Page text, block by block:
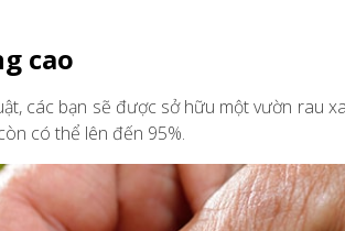
cao
các bạn sẽ được sở hữu một vườn rau
có thể lên đến 95%.